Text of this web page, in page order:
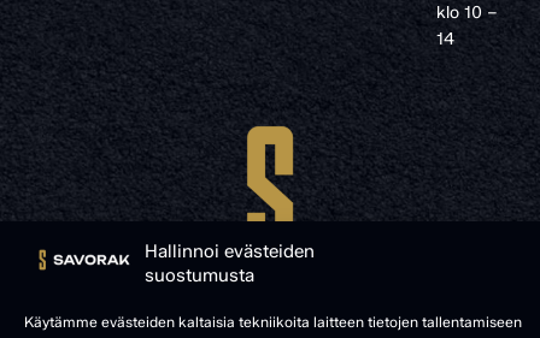
Hallinnoi evästeiden
suostumusta
Käytämme evästeiden kaltaisia tekniikoita laitteen tietojen tallentamiseen
klo 10 –
14